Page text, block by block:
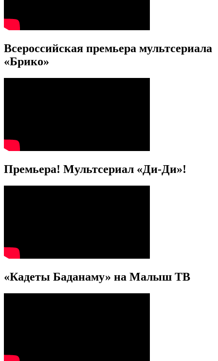
Всероссийская премьера мультсериала
«Брико»
Премьера! Мультсериал «Ди-Ди»!
«Кадеты Баданаму» на Малыш ТВ